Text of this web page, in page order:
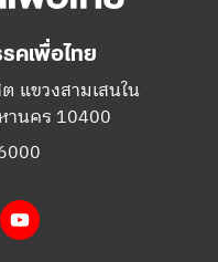
คเพื่อไทย
แขวงสามเสนใน
านคร 10400
Twitter